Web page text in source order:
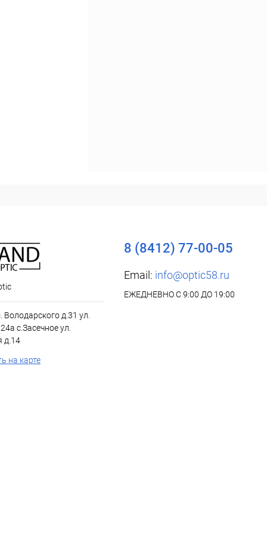
Володарского д.31 ул.
с.Засечное ул.
д.14
на карте
8 (8412) 77-00-05
Email: info@optic58.ru
ЕЖЕДНЕВНО С 9:00 ДО 19:00